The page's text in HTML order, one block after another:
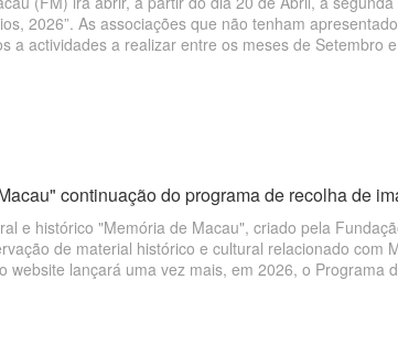
2026”. As associações que não tenham
a actividades a realizar entre os meses de Setembro
continuação do programa de recolha de
e histórico "Memória de Macau", criado pela
de material histórico e cultural relacionado com
website lançará uma vez mais, em 2026, o Programa